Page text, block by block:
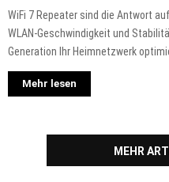
WiFi 7 Repeater sind die Antwort
WLAN-Geschwindigkeit und
Generation Ihr Heimnetzwerk
Mehr lesen
MEHR